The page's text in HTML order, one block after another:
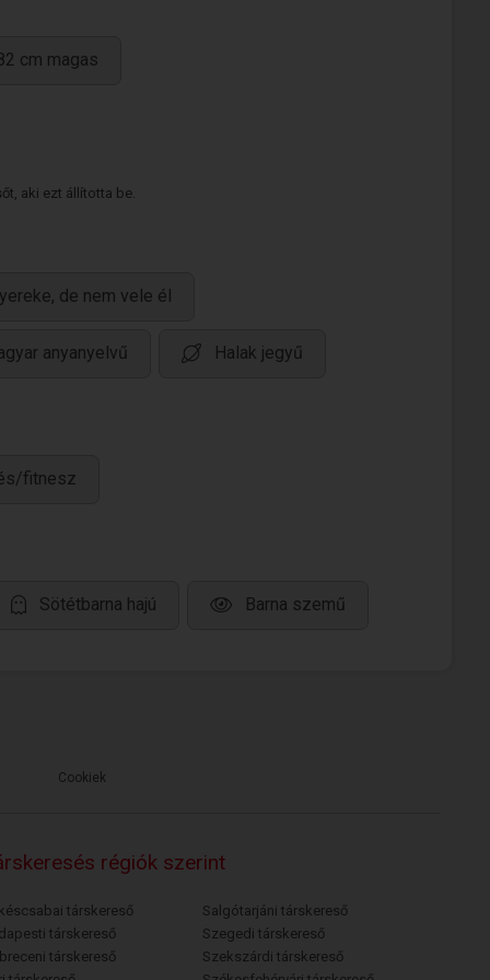
cm magas
aki ezt állította be.
de nem vele él
anyanyelvű Halak jegyű
fitnesz
Sötétbarna hajú Barna szemű
Cookiek
régiók szerint
társkereső
társkereső
társkereső
Salgótarjáni társkereső
Szegedi társkereső
Szekszárdi társkereső